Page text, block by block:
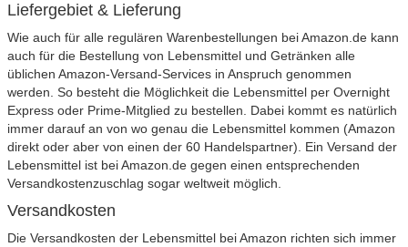
Liefergebiet & Lieferung
Wie auch für alle regulären Warenbestellungen bei Amazon.de kann
auch für die Bestellung von Lebensmittel und Getränken alle
üblichen Amazon-Versand-Services in Anspruch genommen
werden. So besteht die Möglichkeit die Lebensmittel per Overnight
Express oder Prime-Mitglied zu bestellen. Dabei kommt es natürlich
immer darauf an von wo genau die Lebensmittel kommen (Amazon
direkt oder aber von einen der 60 Handelspartner). Ein Versand der
Lebensmittel ist bei Amazon.de gegen einen entsprechenden
Versandkostenzuschlag sogar weltweit möglich.
Versandkosten
Die Versandkosten der Lebensmittel bei Amazon richten sich immer